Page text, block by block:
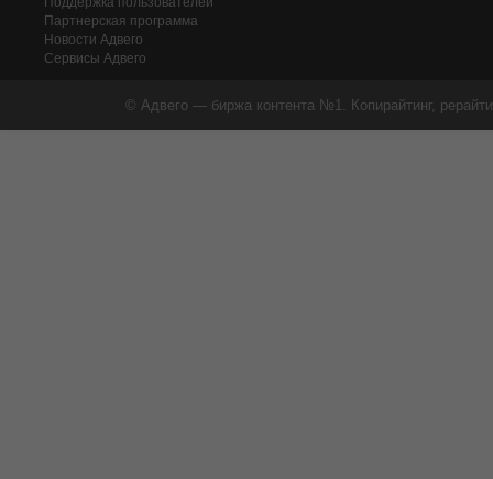
Партнерская программа
Новости Адвего
Сервисы Адвего
© Адвего — биржа контента №1. Копирайтинг,